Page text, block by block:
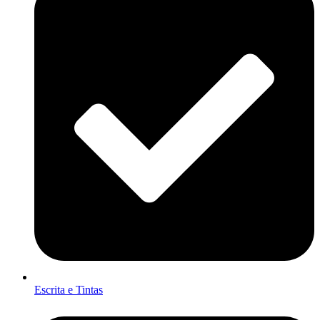
Escrita e Tintas